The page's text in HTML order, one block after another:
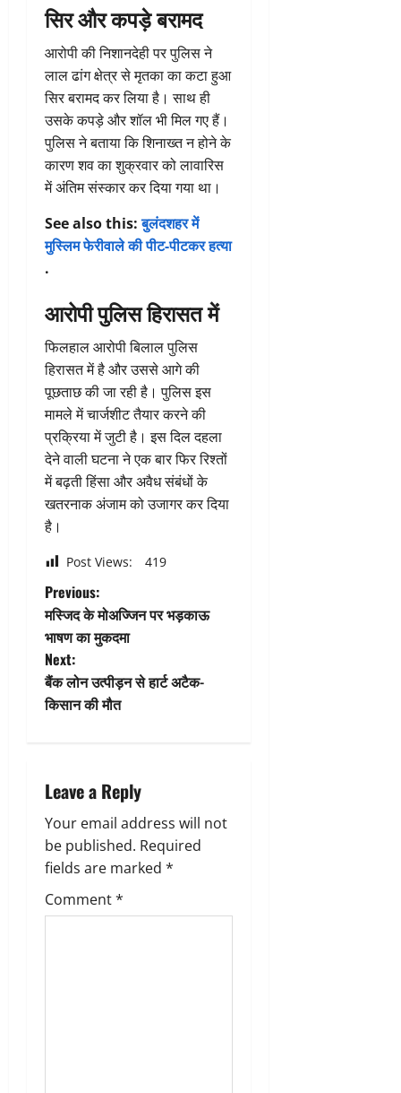
सिर और कपड़े बरामद
आरोपी की निशानदेही पर पुलिस ने
लाल ढांग क्षेत्र से मृतका का कटा हुआ
सिर बरामद कर लिया है। साथ ही
उसके कपड़े और शॉल भी मिल गए हैं।
पुलिस ने बताया कि शिनाख्त न होने के
कारण शव का शुक्रवार को लावारिस
में अंतिम संस्कार कर दिया गया था।
See also this:बुलंदशहर में
मुस्लिम फेरीवाले की पीट-पीटकर हत्या
.
आरोपी पुलिस हिरासत में
फिलहाल आरोपी बिलाल पुलिस
हिरासत में है और उससे आगे की
पूछताछ की जा रही है। पुलिस इस
मामले में चार्जशीट तैयार करने की
प्रक्रिया में जुटी है। इस दिल दहला
देने वाली घटना ने एक बार फिर रिश्तों
में बढ़ती हिंसा और अवैध संबंधों के
खतरनाक अंजाम को उजागर कर दिया
है।
Post Views: 419
P
o
s
t
a
v
i
g
Previous:
मस्जिद के मोअज्जिन पर भड़काऊ
भाषण का मुकदमा
Next:
बैंक लोन उत्पीड़न से हार्ट अटैक-
किसान की मौत
Leave a Reply
Your email address will not
be published. Required
fields are marked *
Comment*